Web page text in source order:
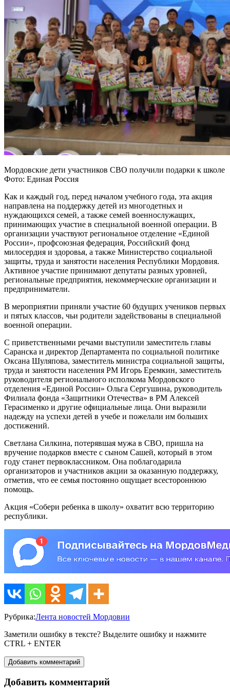
Мордовские дети участников СВО получили подарки к школе
Фото: Единая Россия
Как и каждый год, перед началом учебного года, эта акция
направлена на поддержку детей из многодетных и
нуждающихся семей, а также семей военнослужащих,
принимающих участие в специальной военной операции. В
организации участвуют региональное отделение «Единой
России», профсоюзная федерация, Российский фонд
милосердия и здоровья, а также Министерство социальной
защиты, труда и занятости населения Республики Мордовия.
Активное участие принимают депутаты разных уровней,
региональные предприятия, некоммерческие организации и
предприниматели.
В мероприятии приняли участие 60 будущих учеников первых
и пятых классов, чьи родители задействованы в специальной
военной операции.
С приветственными речами выступили заместитель главы
Саранска и директор Департамента по социальной политике
Оксана Шуляпова, заместитель министра социальной защиты,
труда и занятости населения РМ Игорь Еремкин, заместитель
руководителя регионального исполкома Мордовского
отделения «Единой России» Ольга Сергушина, руководитель
Филиала фонда «Защитники Отечества» в РМ Алексей
Герасименко и другие официальные лица. Они выразили
надежду на успехи детей в учебе и пожелали им больших
достижений.
Светлана Силкина, потерявшая мужа в СВО, пришла на
вручение подарков вместе с сыном Сашей, который в этом
году станет первоклассником. Она поблагодарила
организаторов и участников акции за оказанную поддержку,
отметив, что ее семья постоянно ощущает всестороннюю
помощь.
Акция «Собери ребенка в школу» охватит всю территорию
республики.
Рубрика:Лента новостей Мордовии
Заметили ошибку в тексте? Выделите ошибку и нажмите
CTRL + ENTER
Добавить комментарий
Добавить комментарий